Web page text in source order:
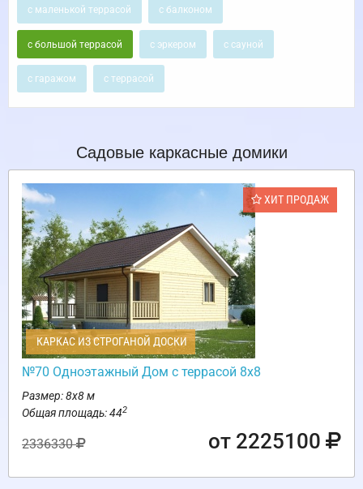
с маленькой террасой с балконом
с большой террасой с эркером с сауной
с гаражом с террасой
Садовые каркасные домики
ХИТ ПРОДАЖ
КАРКАС ИЗ СТРОГАНОЙ ДОСКИ
№70 Одноэтажный Дом с террасой 8х8
Размер: 8х8 м
Общая площадь: 442
2336330 от 2225100